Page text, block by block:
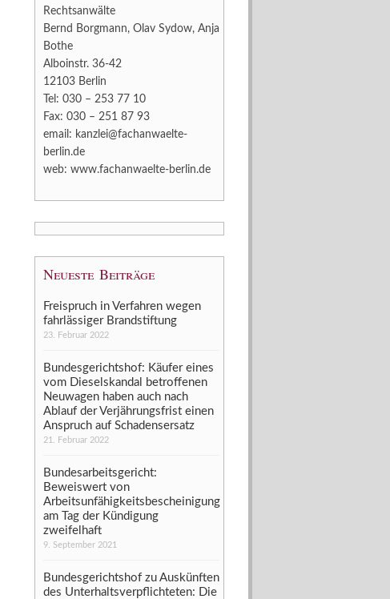
Rechtsanwälte
Bernd Borgmann, Olav Sydow, Anja
Bothe
Alboinstr. 36-42
12103 Berlin
Tel: 030 – 253 77 10
Fax: 030 – 251 87 93
email: kanzlei@fachanwaelte-
berlin.de
web: www.fachanwaelte-berlin.de
Neueste Beiträge
Freispruch in Verfahren wegen
fahrlässiger Brandstiftung
23. Februar 2022
Bundesgerichtshof: Käufer eines
vom Dieselskandal betroffenen
Neuwagen haben auch nach
Ablauf der Verjährungsfrist einen
Anspruch auf Schadensersatz
21. Februar 2022
Bundesarbeitsgericht:
Beweiswert von
Arbeitsunfähigkeitsbescheinigung
am Tag der Kündigung
zweifelhaft
9. September 2021
Bundesgerichtshof zu Auskünften
des Unterhaltsverpflichteten: Die